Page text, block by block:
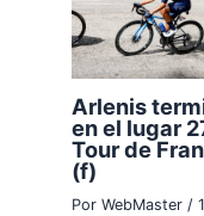
Arlenis
en el lugar
Tour de
(f)
PorWebMaster /1